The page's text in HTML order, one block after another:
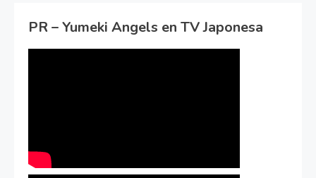
PR – Yumeki Angels en TV Japonesa